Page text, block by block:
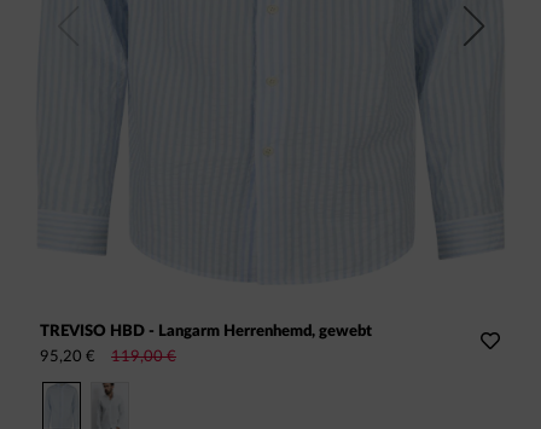
TREVISO HBD - Langarm Herrenhemd, gewebt
95,20 €
119,00 €
Next